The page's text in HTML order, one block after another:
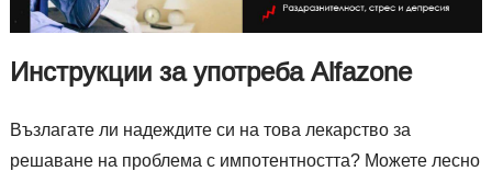
Инструкции за употреба Alfazone
Възлагате ли надеждите си на това лекарство за
решаване на проблема с импотентността? Можете лесно